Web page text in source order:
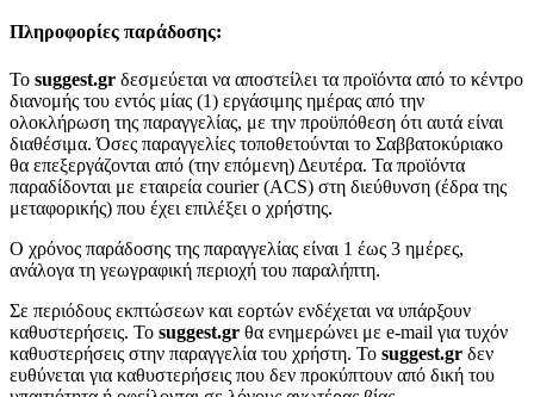
Πληροφορίες παράδοσης:
To suggest.gr δεσμεύεται να αποστείλει τα προϊόντα από το κέντρο
διανομής του εντός μίας (1) εργάσιμης ημέρας από την
ολοκλήρωση της παραγγελίας, με την προϋπόθεση ότι αυτά είναι
διαθέσιμα. Όσες παραγγελίες τοποθετούνται το Σαββατοκύριακο
θα επεξεργάζονται από (την επόμενη) Δευτέρα. Τα προϊόντα
παραδίδονται με εταιρεία courier (ACS) στη διεύθυνση (έδρα της
μεταφορικής) που έχει επιλέξει ο χρήστης.
Ο χρόνος παράδοσης της παραγγελίας είναι 1 έως 3 ημέρες,
ανάλογα τη γεωγραφική περιοχή του παραλήπτη.
Σε περιόδους εκπτώσεων και εορτών ενδέχεται να υπάρξουν
καθυστερήσεις. Το suggest.gr θα ενημερώνει με e-mail για τυχόν
καθυστερήσεις στην παραγγελία του χρήστη. Το suggest.gr δεν
ευθύνεται για καθυστερήσεις που δεν προκύπτουν από δική του